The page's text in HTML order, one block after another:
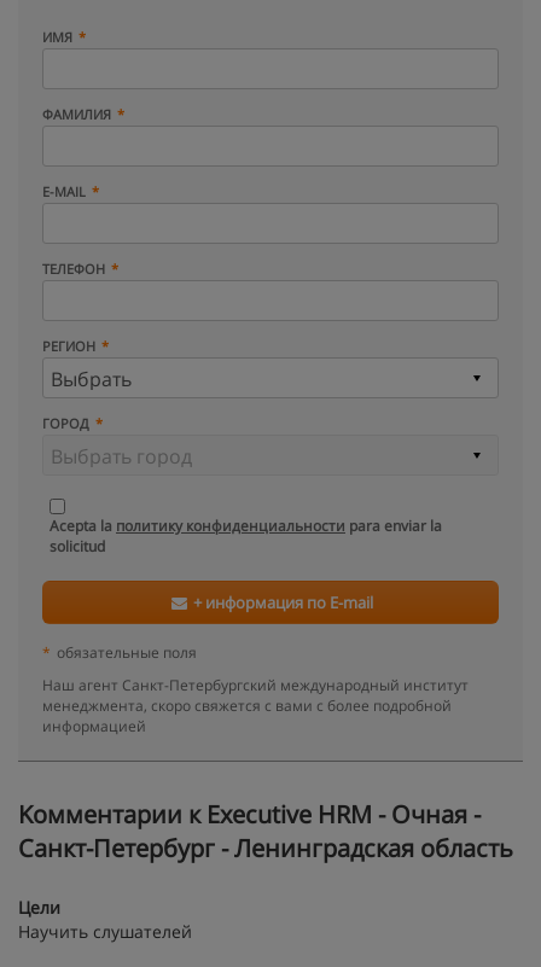
ИМЯ
ФАМИЛИЯ
E-MAIL
ТЕЛЕФОН
РЕГИОН
ГОРОД
Acepta la политику конфиденциальности para enviar la
solicitud
+ информация по E-mail
* обязательные поля
Наш агент Санкт-Петербургский международный институт
менеджмента, скоро свяжется с вами с более подробной
информацией
Kомментарии к Executive HRM - Очная -
Санкт-Петербург - Ленинградская область
Цели
Научить слушателей